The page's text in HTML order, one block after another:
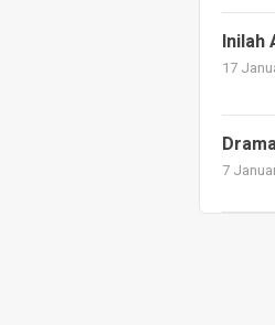
Inilah
17
7